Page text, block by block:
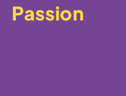
Passion